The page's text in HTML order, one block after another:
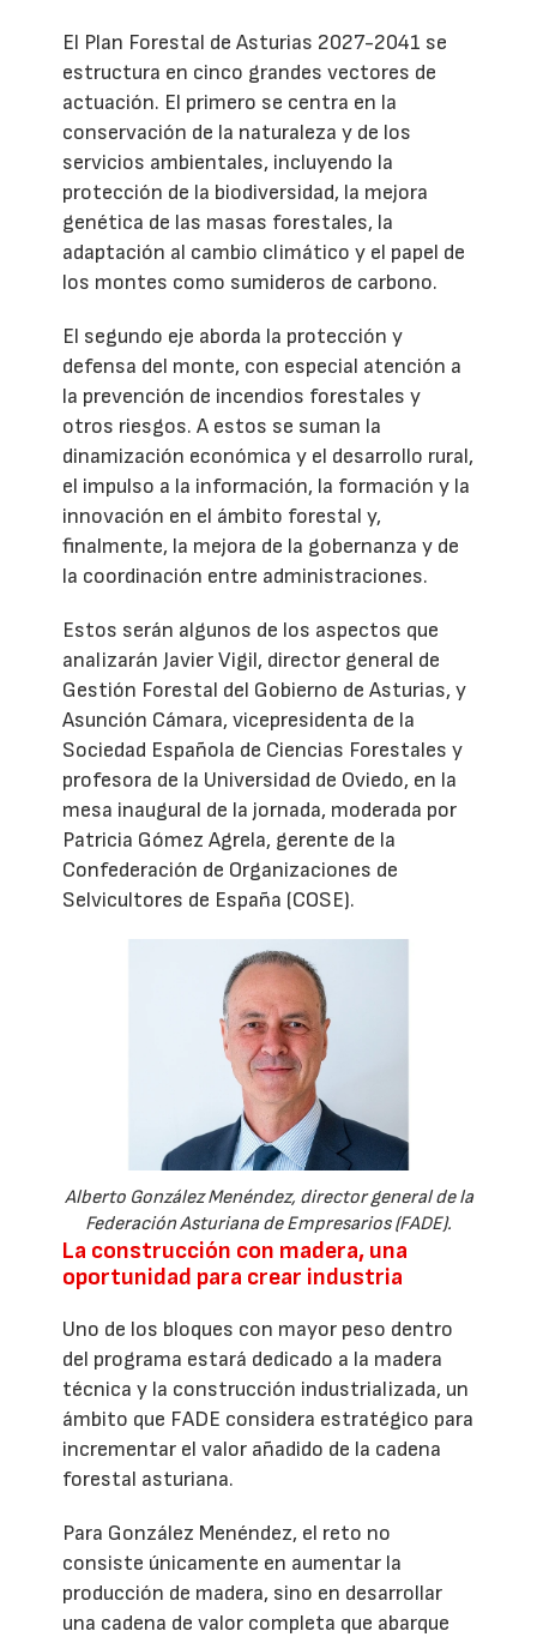
El Plan Forestal de Asturias 2027-2041 se
estructura en cinco grandes vectores de
actuación. El primero se centra en la
conservación de la naturaleza y de los
servicios ambientales, incluyendo la
protección de la biodiversidad, la mejora
genética de las masas forestales, la
adaptación al cambio climático y el papel de
los montes como sumideros de carbono.
El segundo eje aborda la protección y
defensa del monte, con especial atención a
la prevención de incendios forestales y
otros riesgos. A estos se suman la
dinamización económica y el desarrollo rural,
el impulso a la información, la formación y la
innovación en el ámbito forestal y,
finalmente, la mejora de la gobernanza y de
la coordinación entre administraciones.
Estos serán algunos de los aspectos que
analizarán Javier Vigil, director general de
Gestión Forestal del Gobierno de Asturias, y
Asunción Cámara, vicepresidenta de la
Sociedad Española de Ciencias Forestales y
profesora de la Universidad de Oviedo, en la
mesa inaugural de la jornada, moderada por
Patricia Gómez Agrela, gerente de la
Confederación de Organizaciones de
Selvicultores de España (COSE).
Alberto González Menéndez, director general de la
Federación Asturiana de Empresarios (FADE).
La construcción con madera, una
oportunidad para crear industria
Uno de los bloques con mayor peso dentro
del programa estará dedicado a la madera
técnica y la construcción industrializada, un
ámbito que FADE considera estratégico para
incrementar el valor añadido de la cadena
forestal asturiana.
Para González Menéndez, el reto no
consiste únicamente en aumentar la
producción de madera, sino en desarrollar
una cadena de valor completa que abarque